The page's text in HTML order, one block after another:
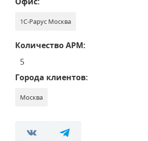
1С-Рарус Москва
Количество АРМ:
5
Города клиентов:
Москва